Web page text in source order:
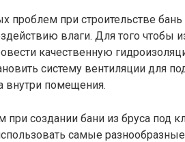
проблем при строительстве бань
влаги. Для того чтобы
качественную
систему вентиляции для
внутри помещения.
создании бани из бруса под
самые